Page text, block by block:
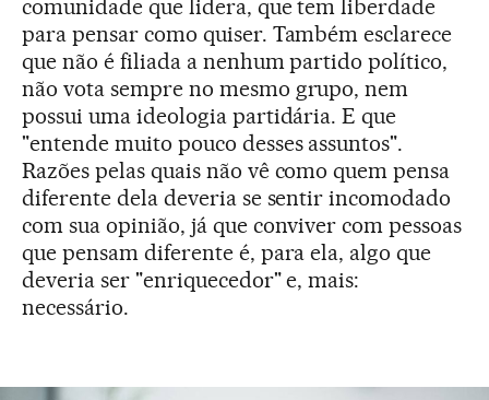
comunidade que lidera, que tem liberdade
para pensar como quiser. Também esclarece
que não é filiada a nenhum partido político,
não vota sempre no mesmo grupo, nem
possui uma ideologia partidária. E que
"entende muito pouco desses assuntos".
Razões pelas quais não vê como quem pensa
diferente dela deveria se sentir incomodado
com sua opinião, já que conviver com pessoas
que pensam diferente é, para ela, algo que
deveria ser "enriquecedor" e, mais:
necessário.